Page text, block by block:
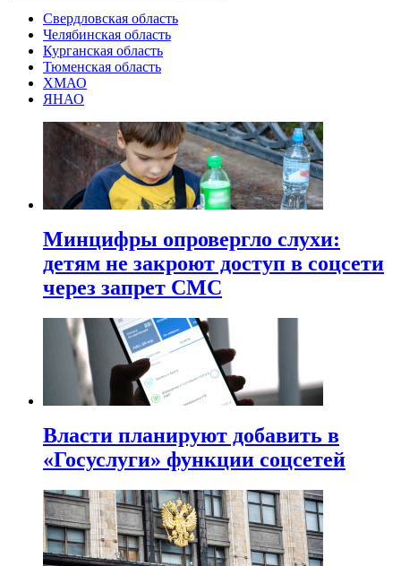
Свердловская область
Челябинская область
Курганская область
Тюменская область
ХМАО
ЯНАО
Минцифры опровергло слухи:
детям не закроют доступ в соцсети
через запрет СМС
Власти планируют добавить в
«Госуслуги» функции соцсетей